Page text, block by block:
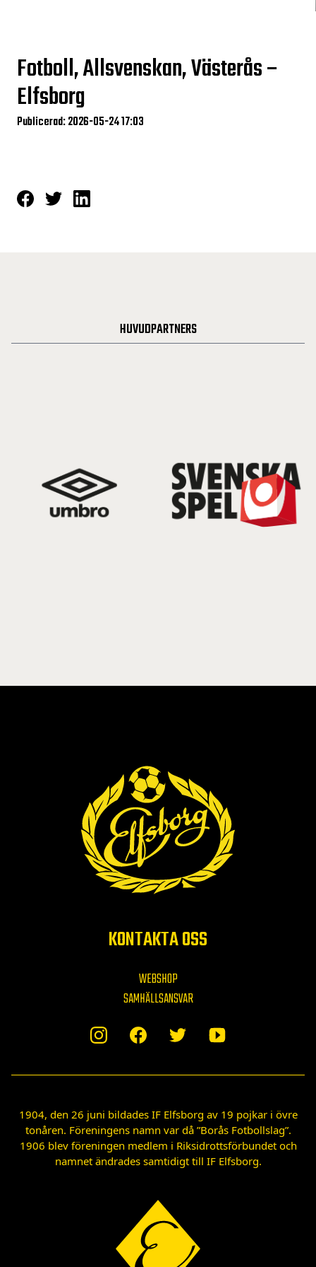
Fotboll, Allsvenskan, Västerås –
Elfsborg
Publicerad: 2026-05-24 17:03
HUVUDPARTNERS
KONTAKTA OSS
WEBSHOP
SAMHÄLLSANSVAR
1904, den 26 juni bildades IF Elfsborg av 19 pojkar i övre
tonåren. Föreningens namn var då ”Borås Fotbollslag”.
1906 blev föreningen medlem i Riksidrottsförbundet och
namnet ändrades samtidigt till IF Elfsborg.